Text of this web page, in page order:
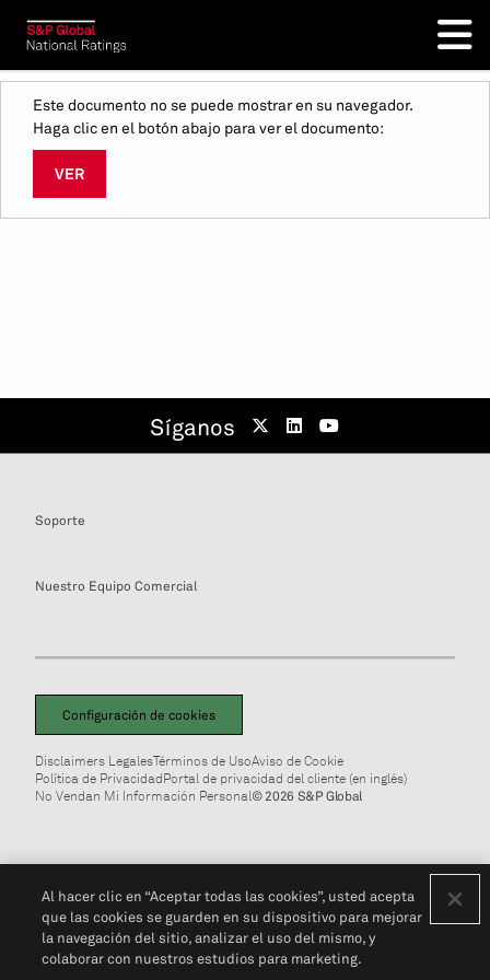
Este documento no se puede mostrar en su navegador.
Haga clic en el botón abajo para ver el documento:
VER
Síganos
Soporte
Nuestro Equipo Comercial
Configuración de cookies
Disclaimers LegalesTérminos de UsoAviso de Cookie
Política de PrivacidadPortal de privacidad del cliente (en inglés)
No Vendan Mi Información Personal© 2026 S&P Global
Al hacer clic en “Aceptar todas las cookies”, usted acepta
que las cookies se guarden en su dispositivo para mejorar
la navegación del sitio, analizar el uso del mismo, y
colaborar con nuestros estudios para marketing.